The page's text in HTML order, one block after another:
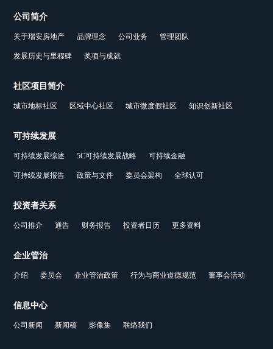
公司简介
关于瑞安房地产 品牌理念 公司业务 管理团队
发展历史与里程碑 奖项与成就
社区项目简介
城市地标社区 区域中心社区 城市微度假社区 知识创新社区
可持续发展
可持续发展综述 5C可持续发展战略 可持续金融
可持续发展报告 政策与文件 委员会架构 全球认可
投资者关系
公司推介 通告 财务报告 投资者日历 更多资料
企业管治
介绍 委员会 企业管治政策 行为与商业道德规范 董事会活动
信息中心
公司新闻 新闻稿 影像集 联络我们